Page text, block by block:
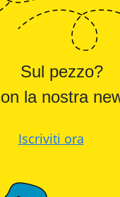
Sul pezzo?
la nostra
Iscriviti ora